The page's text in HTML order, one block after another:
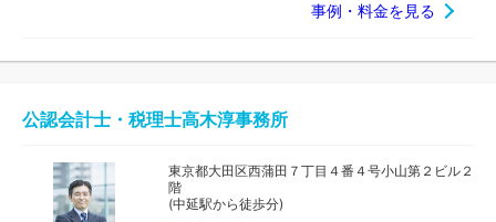
事例・料金を見る
公認会計士・税理士高木淳事務所
東京都大田区西蒲田７丁目４番４号小山第２ビル２
階
(中延駅から徒歩分)